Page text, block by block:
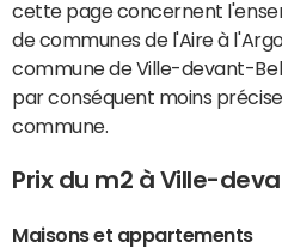
cette page concernent
de communes de l'Aire à
commune de Ville-devant-
par conséquent moins
commune.
Prix du m2 à Ville-
Maisons et appartements